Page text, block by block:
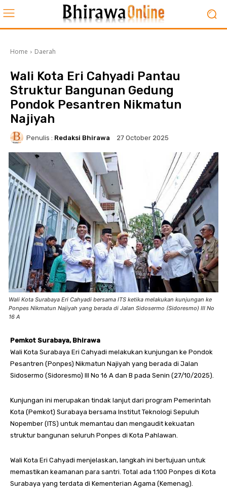
Home Daerah
Wali Kota Eri Cahyadi Pantau
Struktur Bangunan Gedung
Pondok Pesantren Nikmatun
Najiyah
Penulis : Redaksi Bhirawa 27 October 2025
Wali Kota Surabaya Eri Cahyadi bersama ITS ketika melakukan kunjungan ke
Ponpes Nikmatun Najiyah yang berada di Jalan Sidosermo (Sidoresmo) III No
16 A
Pemkot Surabaya, Bhirawa
Wali Kota Surabaya Eri Cahyadi melakukan kunjungan ke Pondok
Pesantren (Ponpes) Nikmatun Najiyah yang berada di Jalan
Sidosermo (Sidoresmo) III No 16 A dan B pada Senin (27/10/2025).
Kunjungan ini merupakan tindak lanjut dari program Pemerintah
Kota (Pemkot) Surabaya bersama Institut Teknologi Sepuluh
Nopember (ITS) untuk memantau dan mengaudit kekuatan
struktur bangunan seluruh Ponpes di Kota Pahlawan.
Wali Kota Eri Cahyadi menjelaskan, langkah ini bertujuan untuk
memastikan keamanan para santri. Total ada 1.100 Ponpes di Kota
Surabaya yang terdata di Kementerian Agama (Kemenag).